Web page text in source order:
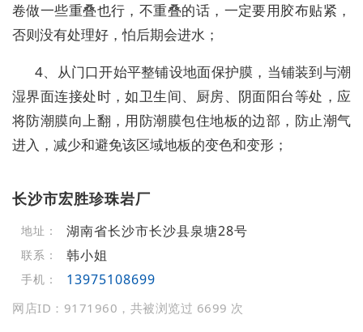
卷做一些重叠也行，不重叠的话，一定要用胶布贴紧，
否则没有处理好，怕后期会进水；
4、从门口开始平整铺设地面保护膜，当铺装到与潮
湿界面连接处时，如卫生间、厨房、阴面阳台等处，应
将防潮膜向上翻，用防潮膜包住地板的边部，防止潮气
进入，减少和避免该区域地板的变色和变形；
长沙市宏胜珍珠岩厂
地址： 湖南省长沙市长沙县泉塘28号
联系： 韩小姐
手机： 13975108699
网店ID：9171960，共被浏览过 6699 次